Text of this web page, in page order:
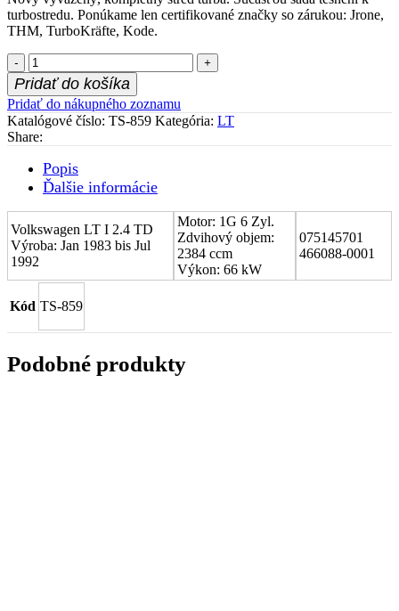
turbostredu. Ponúkame len certifikované značky so zárukou: Jrone,
THM, TurboKräfte, Kode.
množstvo
Stred
turboduchadla
(CHRA)
Volkswagen
LT
2.4
TD
Pridať do košíka
Pridať do nákupného zoznamu
Katalógové číslo: TS-859 Kategória: LT
Share:
Popis
Ďalšie informácie
Volkswagen LT I 2.4 TD
Výroba: Jan 1983 bis Jul
1992
Motor: 1G 6 Zyl.
Zdvihový objem:
2384 ccm
Výkon: 66 kW
075145701
466088-0001
Kód TS-859
Podobné produkty